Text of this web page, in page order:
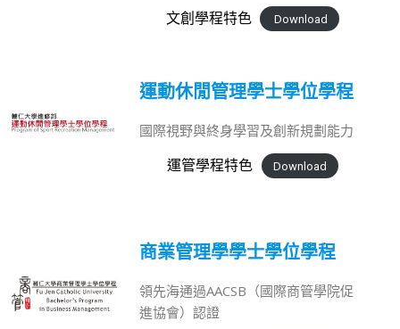
文創學程特色 Download
運動休閒管理學士學位學程
國際視野與終身學習及創新規劃能力
運管學程特色 Download
商業管理學學士學位學程
領先海通過AACSB（國際商管學院促
進協會）認證